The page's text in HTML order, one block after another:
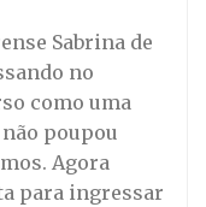
Sabrina de
no
como uma
poupou
Agora
para ingressar